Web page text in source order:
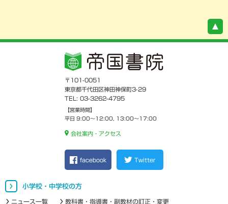
〒101-0051
東京都千代田区神田神保町3-29
TEL: 03-3262-4795
【営業時間】
平日 9:00～12:00, 13:00～17:00
会社案内・アクセス
facebook Twitter
小学校・中学校の方
ニュース一覧 教科書・指導書・副教材の訂正・変更